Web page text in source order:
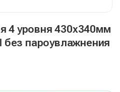
4 уровня 430х340мм
без пароувлажнения